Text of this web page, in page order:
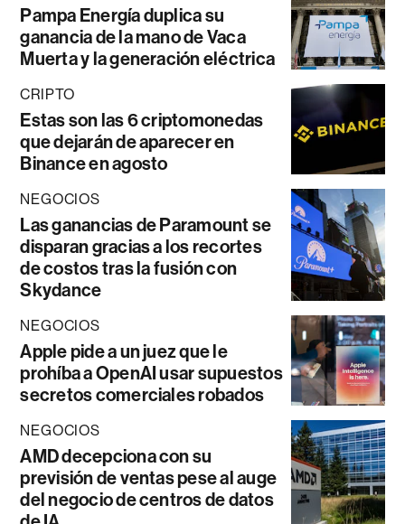
Pampa Energía duplica su
ganancia de la mano de Vaca
Muerta y la generación eléctrica
CRIPTO
Estas son las 6 criptomonedas
que dejarán de aparecer en
Binance en agosto
NEGOCIOS
Las ganancias de Paramount se
disparan gracias a los recortes
de costos tras la fusión con
Skydance
NEGOCIOS
Apple pide a un juez que le
prohíba a OpenAI usar supuestos
secretos comerciales robados
NEGOCIOS
AMD decepciona con su
previsión de ventas pese al auge
del negocio de centros de datos